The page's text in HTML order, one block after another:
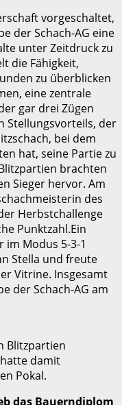
vorgeschaltet,
der Schach-AG eine
unter Zeitdruck zu
die Fähigkeit,
zu überblicken
eine zentrale
gar drei Zügen
Stellungsvorteils, der
bei dem
hat, seine Partie zu
brachten
Sieger hervor. Am
des
Herbstchallenge
Punktzahl.Ein
im Modus 5-3-1
Stella und freute
Vitrine. Insgesamt
der Schach-AG am
Blitzpartien
damit
Pokal.
das Bauerndiplom